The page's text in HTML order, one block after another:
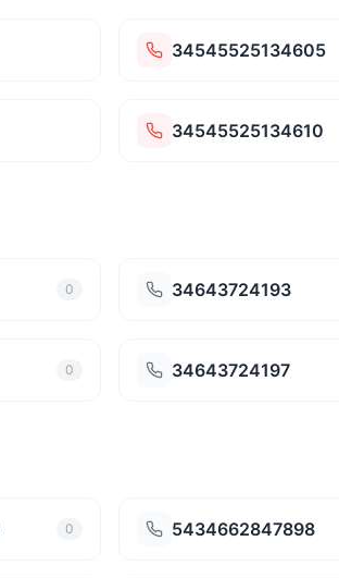
34545525134605
34545525134610
0 34643724193
0 34643724197
0 5434662847898